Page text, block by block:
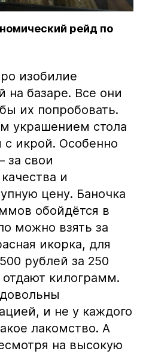
рейд по
изобилие
на базаре. Все они
их попробовать.
украшением стола
с икрой. Особенно
за свои
и
цену. Баночка
обойдётся в
можно взять за
икорка, для
рублей за 250
килограмм.
и не у каждого
лакомство. А
на высокую